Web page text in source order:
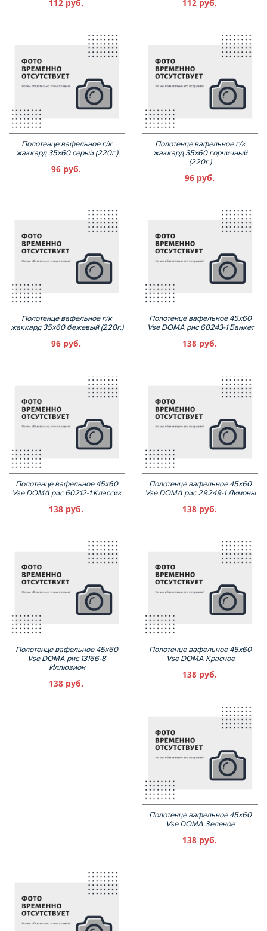
112 руб. 112 руб.
Полотенце вафельное г/к
жаккард 35х60 серый (220г.)
96 руб.
Полотенце вафельное г/к
жаккард 35х60 горчичный
(220г.)
96 руб.
Полотенце вафельное г/к
жаккард 35х60 бежевый (220г.)
96 руб.
Полотенце вафельное 45х60
Vse DOMA рис 60243-1 Банкет
138 руб.
Полотенце вафельное 45х60
Vse DOMA рис 60212-1 Классик
138 руб.
Полотенце вафельное 45х60
Vse DOMA рис 29249-1 Лимоны
138 руб.
Полотенце вафельное 45х60
Vse DOMA рис 13166-8
Иллюзион
138 руб.
Полотенце вафельное 45х60
Vse DOMA Красное
138 руб.
Полотенце вафельное 45х60
Vse DOMA Зеленое
138 руб.